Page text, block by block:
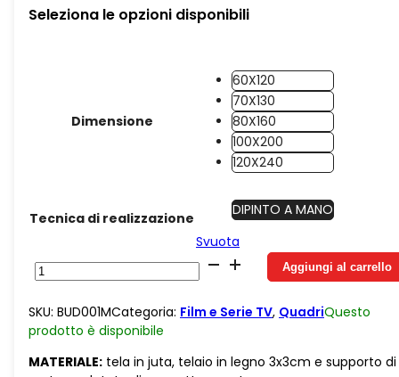
Seleziona le opzioni disponibili
Dimensione
60X120
70X130
80X160
100X200
120X240
Tecnica di realizzazione
DIPINTO A MANO
Svuota
Juta
Bud
e
Terence
Hill
Aggiungi al carrello
SKU: BUD001MCategoria: Film e Serie TV, QuadriQuesto
prodotto è disponibile
MATERIALE: tela in juta, telaio in legno 3x3cm e supporto di